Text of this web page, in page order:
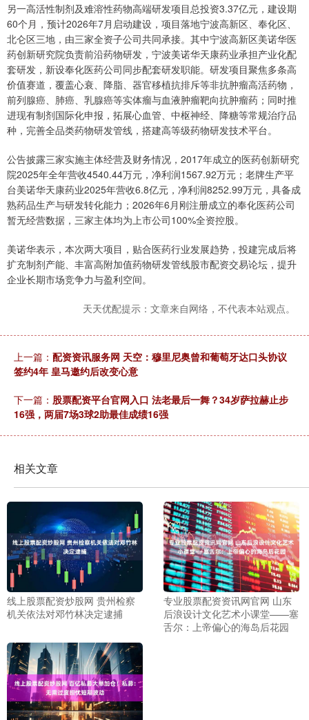
另一高活性制剂及难溶性药物高端研发项目总投资3.37亿元，建设期
60个月，预计2026年7月启动建设，项目落地宁波高新区、奉化区、
北仑区三地，由三家全资子公司共同承接。其中宁波高新区美诺华医
药创新研究院负责前沿药物研发，宁波美诺华天康药业承担产业化配
套研发，新设奉化医药公司同步配套研发职能。研发项目聚焦多条高
价值赛道，覆盖心衰、降脂、器官移植抗排斥等非抗肿瘤高活药物，
前列腺癌、肺癌、乳腺癌等实体瘤与血液肿瘤靶向抗肿瘤药；同时推
进现有制剂国际化申报，拓展心血管、中枢神经、降糖等常规治疗品
种，完善全品类药物研发管线，搭建高等级药物研发技术平台。
公告披露三家实施主体经营及财务情况，2017年成立的医药创新研究
院2025年全年营收4540.44万元，净利润1567.92万元；老牌生产平
台美诺华天康药业2025年营收6.8亿元，净利润8252.99万元，具备成
熟药品生产与研发转化能力；2026年6月刚注册成立的奉化医药公司
暂无经营数据，三家主体均为上市公司100%全资控股。
美诺华表示，本次两大项目，贴合医药行业发展趋势，投建完成后将
扩充制剂产能、丰富高附加值药物研发管线股市配资交易论坛，提升
企业长期市场竞争力与盈利空间。
天天优配提示：文章来自网络，不代表本站观点。
上一篇： 配资资讯服务网 天空：穆里尼奥曾和葡萄牙达口头协议
签约4年 皇马邀约后改变心意
下一篇： 股票配资平台官网入口 法老最后一舞？34岁萨拉赫止步
16强，两届7场3球2助最佳成绩16强
相关文章
线上股票配资炒股网 贵州检察
机关依法对邓竹林决定逮捕
专业股票配资资讯网官网 山东
后浪设计文化艺术小课堂——塞
舌尔：上帝偏心的海岛后花园